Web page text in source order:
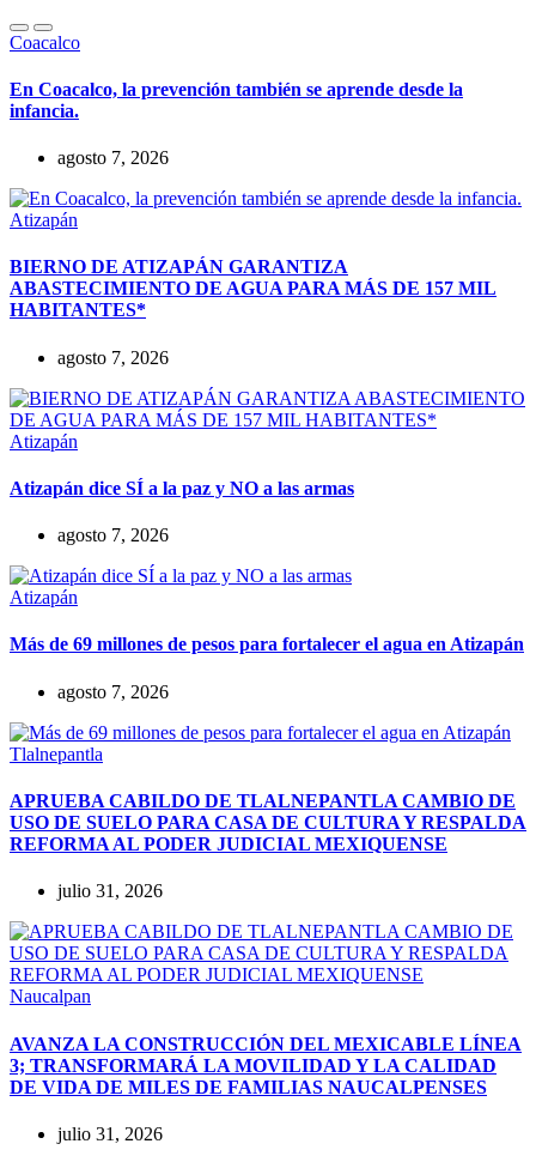
Coacalco
En Coacalco, la prevención también se aprende desde la
infancia.
agosto 7, 2026
Atizapán
BIERNO DE ATIZAPÁN GARANTIZA
ABASTECIMIENTO DE AGUA PARA MÁS DE 157 MIL
HABITANTES*
agosto 7, 2026
Atizapán
Atizapán dice SÍ a la paz y NO a las armas
agosto 7, 2026
Atizapán
Más de 69 millones de pesos para fortalecer el agua en Atizapán
agosto 7, 2026
Tlalnepantla
APRUEBA CABILDO DE TLALNEPANTLA CAMBIO DE
USO DE SUELO PARA CASA DE CULTURA Y RESPALDA
REFORMA AL PODER JUDICIAL MEXIQUENSE
julio 31, 2026
Naucalpan
AVANZA LA CONSTRUCCIÓN DEL MEXICABLE LÍNEA
3; TRANSFORMARÁ LA MOVILIDAD Y LA CALIDAD
DE VIDA DE MILES DE FAMILIAS NAUCALPENSES
julio 31, 2026